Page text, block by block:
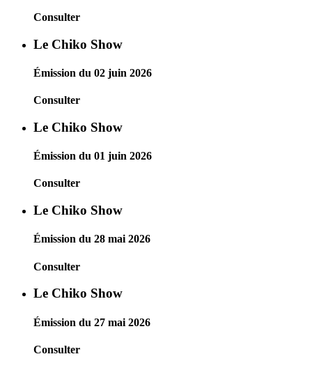
Consulter
Le Chiko Show
Émission du 02 juin 2026
Consulter
Le Chiko Show
Émission du 01 juin 2026
Consulter
Le Chiko Show
Émission du 28 mai 2026
Consulter
Le Chiko Show
Émission du 27 mai 2026
Consulter